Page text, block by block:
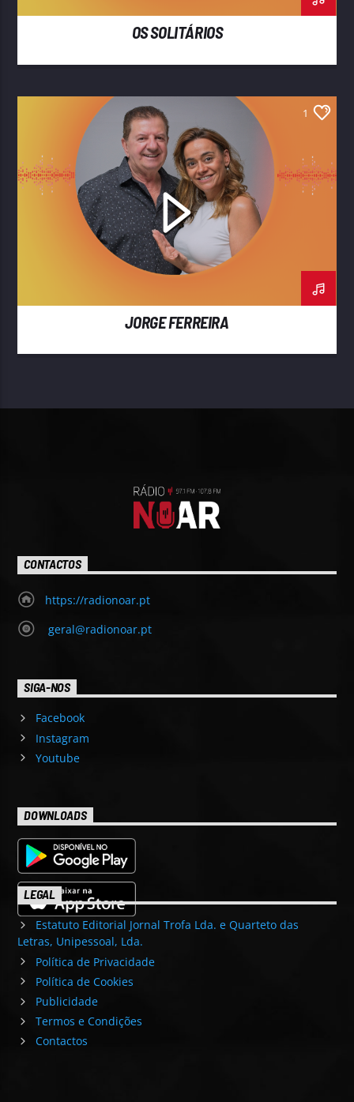
OS SOLITÁRIOS
1
JORGE FERREIRA
CONTACTOS
https://radionoar.pt
geral@radionoar.pt
SIGA-NOS
Facebook
Instagram
Youtube
DOWNLOADS
LEGAL
Estatuto Editorial Jornal Trofa Lda. e Quarteto das
Letras, Unipessoal, Lda.
Política de Privacidade
Política de Cookies
Publicidade
Termos e Condições
Contactos